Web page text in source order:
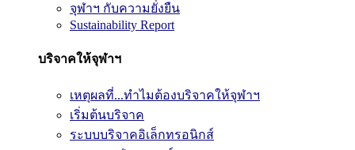
จุฬาฯ กับความยั่งยืน
Sustainability Report
บริจาคให้จุฬาฯ
เหตุผลที่...ทำไมต้องบริจาคให้จุฬาฯ
เริ่มต้นบริจาค
ระบบบริจาคอิเล็กทรอนิกส์